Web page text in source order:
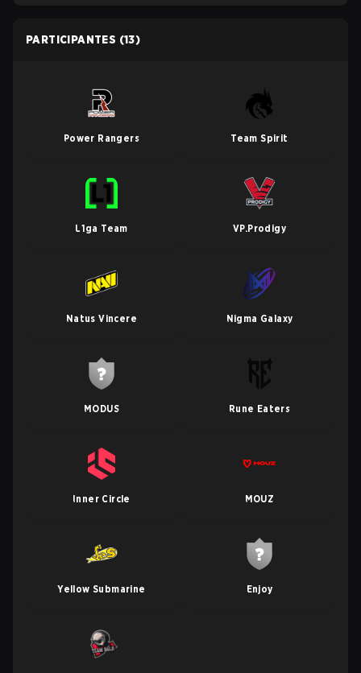
PARTICIPANTES (13)
Power Rangers Team Spirit
L1ga Team VP.Prodigy
Natus Vincere Nigma Galaxy
MODUS Rune Eaters
Inner Circle MOUZ
Yellow Submarine Enjoy